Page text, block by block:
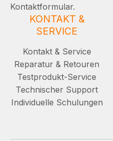
Kontaktformular.
KONTAKT &
SERVICE
Kontakt & Service
Reparatur & Retouren
Testprodukt-Service
Technischer Support
Individuelle Schulungen